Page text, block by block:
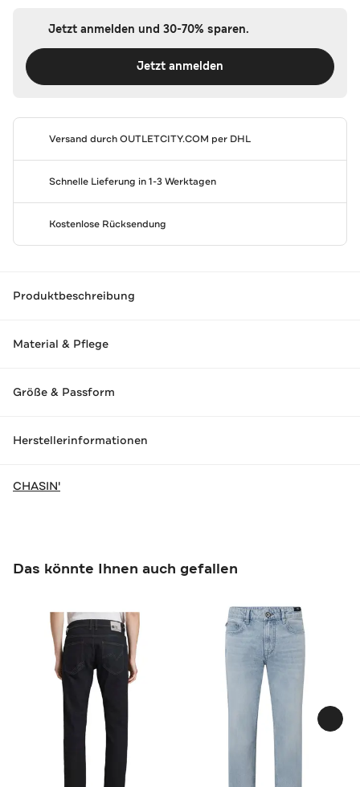
Jetzt anmelden und 30-70% sparen.
Jetzt anmelden
Versand durchOUTLETCITY.COM per DHL
Schnelle Lieferung in 1-3 Werktagen
Kostenlose Rücksendung
Produktbeschreibung
Material & Pflege
Größe & Passform
Herstellerinformationen
CHASIN'
Das könnte Ihnen auch gefallen